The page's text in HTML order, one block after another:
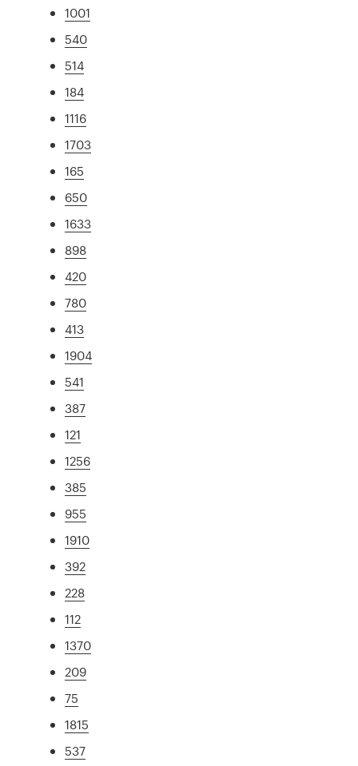
1001
540
514
184
1116
1703
165
650
1633
898
420
780
413
1904
541
387
121
1256
385
955
1910
392
228
112
1370
209
75
1815
537